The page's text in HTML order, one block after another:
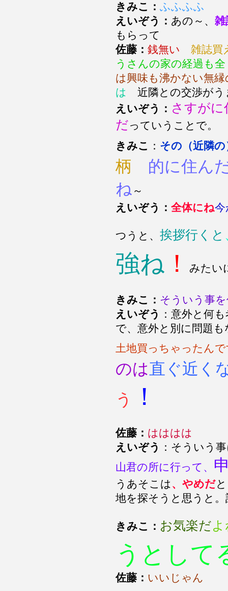
きみこ： ふふふふ
えいぞう： あの～、
もらって
佐藤： 銭無い 雑誌買
うさんの家の経過も
は興味も沸かない無
は 近隣との交渉がう
えいぞう： さすが
だっていうことで。
きみこ ： その（近隣
柄 的に住ん
ね ～
えいぞう： 全体にね
つうと、 挨拶行くと
強ね ！ みたい
きみこ： そういう事
えいぞう ：意外と何
で、意外と別に問題
土地買っちゃったん
のは直ぐ近く
う
！
佐藤： はははは
えいぞう ：そういう
山君の所に行って、
うあそこは、やめだ
地を探そうと思うと
きみこ： お気楽だ
うとして
佐藤： いいじゃん